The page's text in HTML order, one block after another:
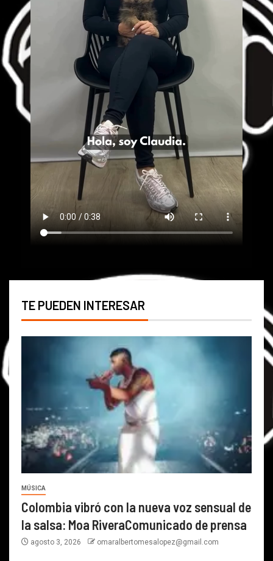
TE PUEDEN INTERESAR
MÚSICA
Colombia vibró con la nueva voz sensual de
la salsa: Moa RiveraComunicado de prensa
agosto 3, 2026 omaralbertomesalopez@gmail.com